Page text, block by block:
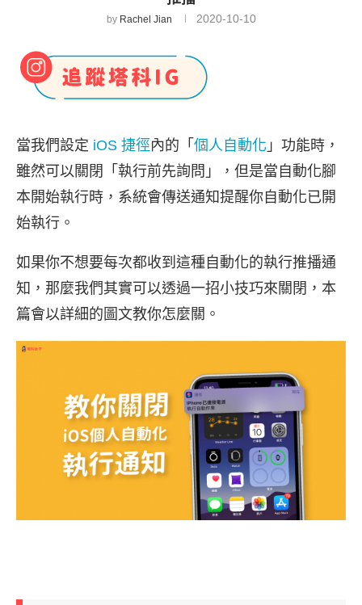
by Rachel Jian 2020-10-10
當我們設定 iOS 捷徑內的「 個人自動化 」功能時，
雖然可以關閉「執行前先詢問」，但是當自動化腳
本開始執行時，系統會傳送通知提醒你自動化已開
始執行。
如果你不想要每次都收到這種自動化的執行推播通
知，那麼我們其實可以透過一招小技巧來關閉，本
篇會以詳細的圖文教你怎麼關。